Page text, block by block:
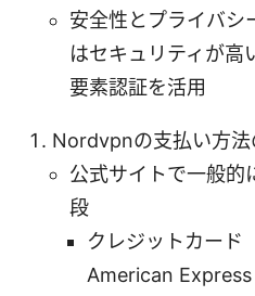
安全性とプライバシ
はセキュリティが高
要素認証を活用
Nordvpnの支払い方法
公式サイトで一般的
段
クレジットカード
American Express